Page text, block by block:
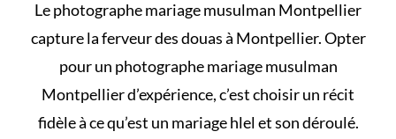
Le photographe mariage musulman Montpellier
capture la ferveur des douas à Montpellier. Opter
pour un photographe mariage musulman
Montpellier d’expérience, c’est choisir un récit
fidèle àce qu’est un mariage hlel et son déroulé.